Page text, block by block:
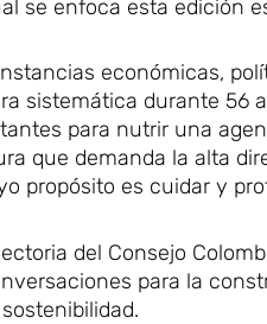
se enfoca esta edición
económicas,
sistemática durante 56
para nutrir una
que demanda la alta
propósito es cuidar y
del Consejo
para la